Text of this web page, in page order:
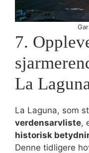
7.
La
La Laguna, som
verdensarvliste,
historisk
Denne tidligere